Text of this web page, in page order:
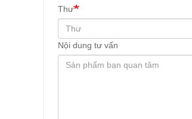
Thư
Nội dung tư vấn